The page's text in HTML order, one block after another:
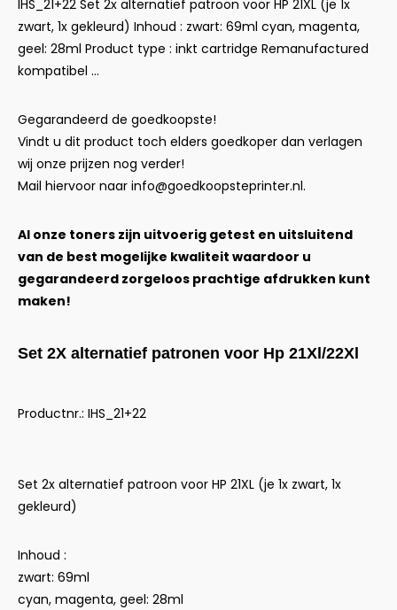
IHS_21+22 Set 2x alternatief patroon voor HP 21XL (je 1x
zwart, 1x gekleurd) Inhoud : zwart: 69ml cyan, magenta,
geel: 28ml Product type : inkt cartridge Remanufactured
kompatibel ...
Gegarandeerd de goedkoopste!
Vindt u dit product toch elders goedkoper dan verlagen
wij onze prijzen nog verder!
Mail hiervoor naar info@goedkoopsteprinter.nl.
Al onze toners zijn uitvoerig getest en uitsluitend
van de best mogelijke kwaliteit waardoor u
gegarandeerd zorgeloos prachtige afdrukken kunt
maken!
Set 2X alternatief patronen voor Hp 21Xl/22Xl
Productnr.: IHS_21+22
Set 2x alternatief patroon voor HP 21XL (je 1x zwart, 1x
gekleurd)
Inhoud :
zwart: 69ml
cyan, magenta, geel: 28ml